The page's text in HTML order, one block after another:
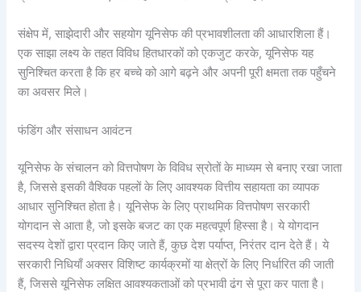
संक्षेप में, साझेदारी और सहयोग यूनिसेफ की प्रभावशीलता की आधारशिला हैं।
एक साझा लक्ष्य के तहत विविध हितधारकों को एकजुट करके, यूनिसेफ यह
सुनिश्चित करता है कि हर बच्चे को आगे बढ़ने और अपनी पूरी क्षमता तक पहुँचने
का अवसर मिले।
फंडिंग और संसाधन आवंटन
यूनिसेफ के संचालन को वित्तपोषण के विविध स्रोतों के माध्यम से बनाए रखा जाता
है, जिससे इसकी वैश्विक पहलों के लिए आवश्यक वित्तीय सहायता का व्यापक
आधार सुनिश्चित होता है। यूनिसेफ के लिए प्राथमिक वित्तपोषण सरकारी
योगदान से आता है, जो इसके बजट का एक महत्वपूर्ण हिस्सा है। ये योगदान
सदस्य देशों द्वारा प्रदान किए जाते हैं, कुछ देश पर्याप्त, निरंतर दान देते हैं। ये
सरकारी निधियाँ अक्सर विशिष्ट कार्यक्रमों या क्षेत्रों के लिए निर्धारित की जाती
हैं, जिससे यूनिसेफ लक्षित आवश्यकताओं को प्रभावी ढंग से पूरा कर पाता है।